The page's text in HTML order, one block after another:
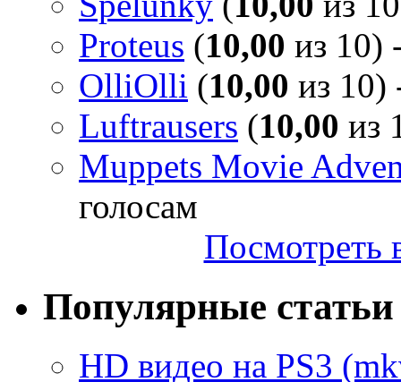
Proteus (10,00 из 10)
OlliOlli (10,00 из 10)
Luftrausers (10,00 из
Muppets Movie
голосам
Посмотреть
Популярные статьи
HD видео на PS3